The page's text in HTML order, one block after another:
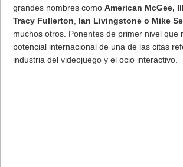
deOUTRIDERS™,el primer evento
pasado jueves en el que se mostraba el
completamente nuevo, con novedosas
antes vistos, detalles en profundidad de las
personajes, actualizaciones del proceso de